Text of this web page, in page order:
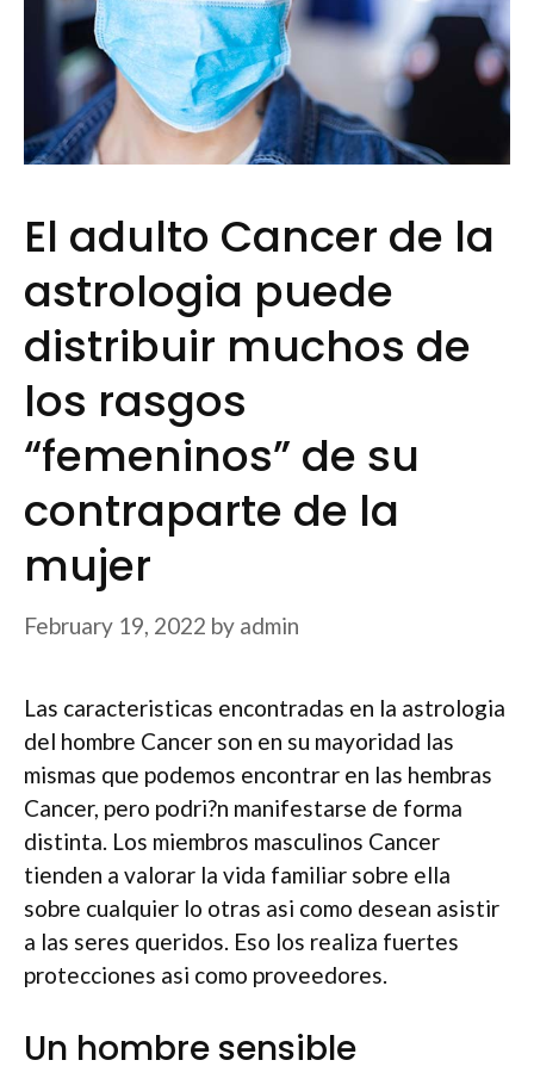
El adulto Cancer de la
astrologia puede
distribuir muchos de
los rasgos
“femeninos” de su
contraparte de la
mujer
February 19, 2022 by admin
Las caracteristicas encontradas en la astrologia
del hombre Cancer son en su mayoridad las
mismas que podemos encontrar en las hembras
Cancer, pero podri?n manifestarse de forma
distinta. Los miembros masculinos Cancer
tienden a valorar la vida familiar sobre ella
sobre cualquier lo otras asi­ como desean asistir
a las seres queridos. Eso los realiza fuertes
protecciones asi­ como proveedores.
Un hombre sensible